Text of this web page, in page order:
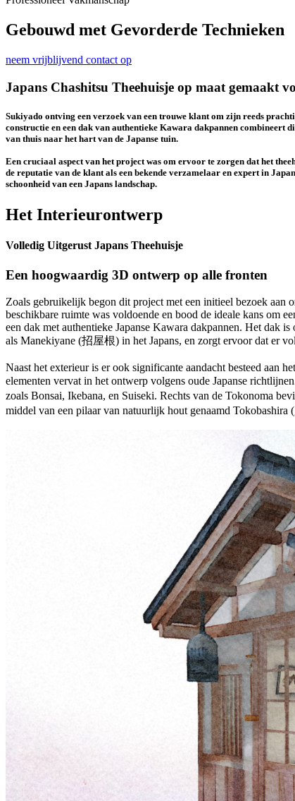
Gebouwd met Gevorderde Technieken
neem vrijblijvend contact op
Japans Chashitsu Theehuisje op maat gemaakt
Sukiyado ontving een verzoek van een trouwe klant om zijn reeds
constructie en een dak van authentieke Kawara dakpannen combineert
van thuis naar het hart van de Japanse tuin.
Een cruciaal aspect van het project was om ervoor te zorgen dat het
de reputatie van de klant als een bekende verzamelaar en expert in
schoonheid van een Japans landschap.
Het Interieurontwerp
Volledig Uitgerust Japans Theehuisje
Een hoogwaardig 3D ontwerp op alle fronten
Zoals gebruikelijk begon dit project met een initieel bezoek aan
beschikbare ruimte was voldoende en bood de ideale kans om
een dak met authentieke Japanse Kawara dakpannen. Het dak
als Manekiyane (招屋根) in het Japans, en zorgt ervoor dat er
Naast het exterieur is er ook significante aandacht besteed aan
elementen vervat in het ontwerp volgens oude Japanse
zoals Bonsai, Ikebana, en Suiseki. Rechts van de Tokonoma
middel van een pilaar van natuurlijk hout genaamd